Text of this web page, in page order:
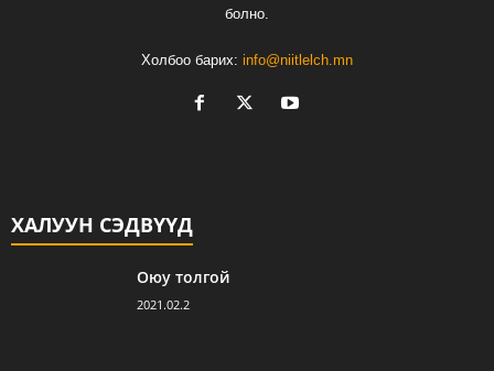
болно.
Холбоо барих: info@niitlelch.mn
ХАЛУУН СЭДВҮҮД
Оюу толгой
2021.02.2